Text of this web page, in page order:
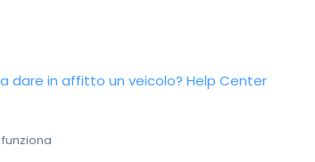
dare in affitto un veicolo? Help Center